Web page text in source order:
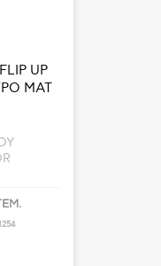
UP
ΜΑΤ